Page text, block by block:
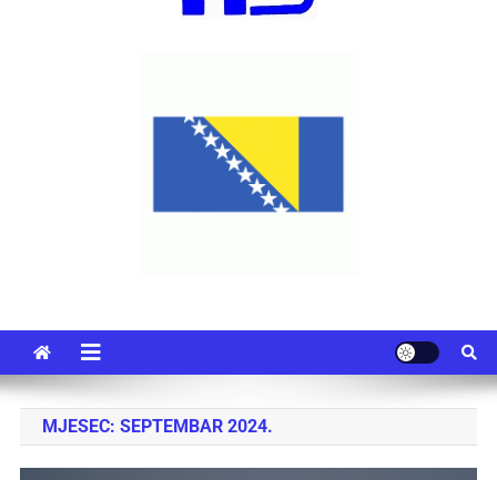
MJESEC: SEPTEMBAR 2024.